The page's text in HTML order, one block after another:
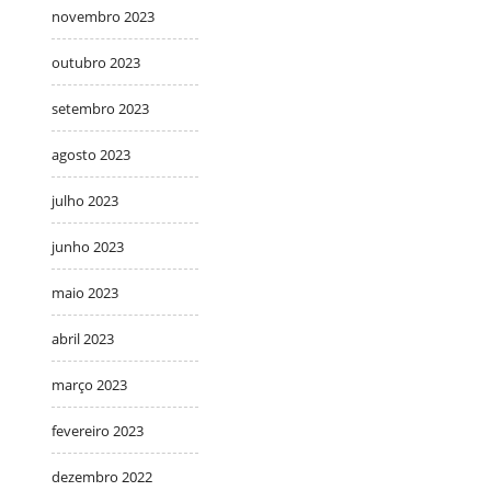
novembro 2023
outubro 2023
setembro 2023
agosto 2023
julho 2023
junho 2023
maio 2023
abril 2023
março 2023
fevereiro 2023
dezembro 2022